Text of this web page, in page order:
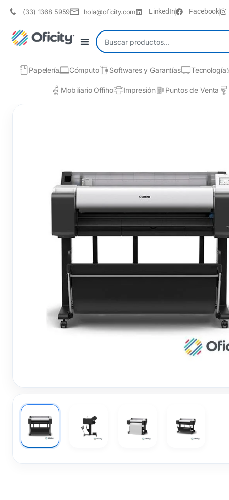
(33) 1368 5959 hola@oficity.com LinkedIn Facebook
Papelería Cómputo Softwares y Garantías Tecnología
Mobiliario Offiho Impresión Puntos de Venta